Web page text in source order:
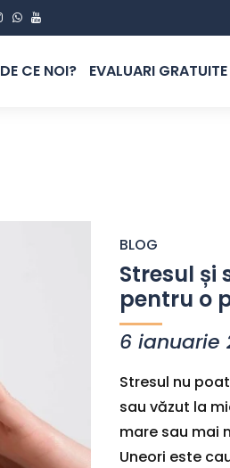
DE CE NOI? EVALUARI GRATUITE
BLOG
Stresul și
pentru o
6 ianuarie
Stresul nu
sau văzut la
mare sau mai
Uneori este